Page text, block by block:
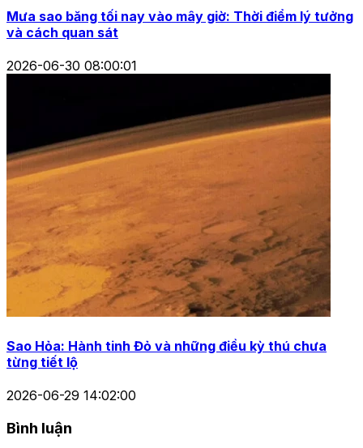
Mưa sao băng tối nay vào mây giờ: Thời điểm lý tưởng
và cách quan sát
2026-06-30 08:00:01
Sao Hỏa: Hành tinh Đỏ và những điều kỳ thú chưa
từng tiết lộ
2026-06-29 14:02:00
Bình luận